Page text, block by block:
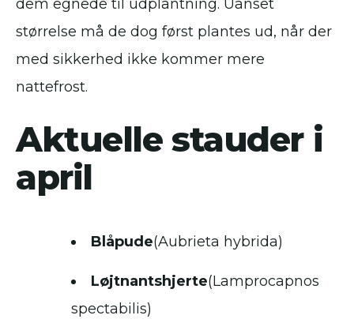
dem egnede til udplantning. Uanset
størrelse må de dog først plantes ud, når der
med sikkerhed ikke kommer mere
nattefrost.
Aktuelle stauder i
april
Blåpude(Aubrieta hybrida)
Løjtnantshjerte(Lamprocapnos
spectabilis)